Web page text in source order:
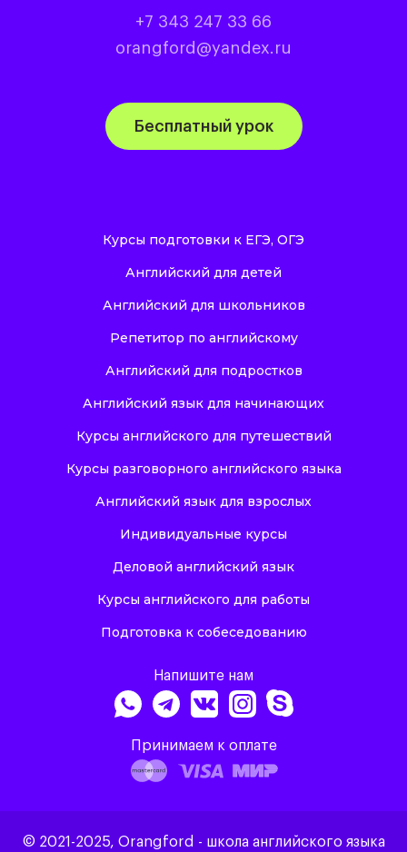
+7 343 247 33 66
orangford@yandex.ru
Бесплатный урок
Курсы подготовки к ЕГЭ, ОГЭ
Английский для детей
Английский для школьников
Репетитор по английскому
Английский для подростков
Английский язык для начинающих
Курсы английского для путешествий
Курсы разговорного английского языка
Английский язык для взрослых
Индивидуальные курсы
Деловой английский язык
Курсы английского для работы
Подготовка к собеседованию
Напишите нам
Принимаем к оплате
© 2021-2025, Orangford - школа английского языка